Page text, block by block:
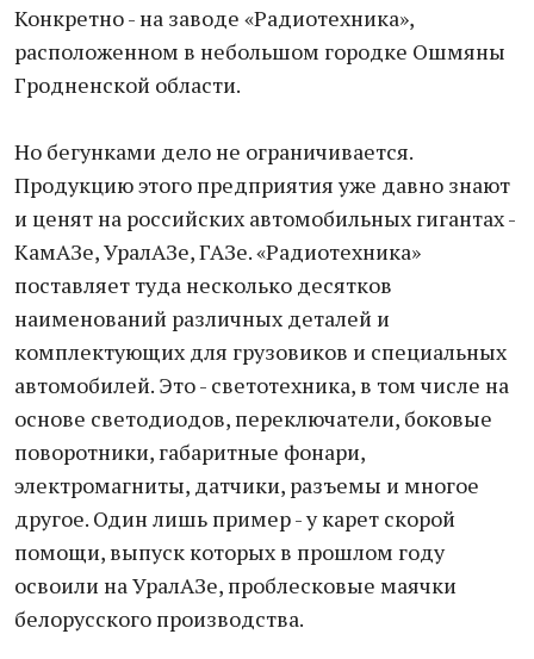
Конкретно - на заводе «Радиотехника»,
расположенном в небольшом городке Ошмяны
Гродненской области.
Но бегунками дело не ограничивается.
Продукцию этого предприятия уже давно знают
и ценят на российских автомобильных гигантах -
КамАЗе, УралАЗе, ГАЗе. «Радиотехника»
поставляет туда несколько десятков
наименований различных деталей и
комплектующих для грузовиков и специальных
автомобилей. Это - светотехника, в том числе на
основе светодиодов, переключатели, боковые
поворотники, габаритные фонари,
электромагниты, датчики, разъемы и многое
другое. Один лишь пример - у карет скорой
помощи, выпуск которых в прошлом году
освоили на УралАЗе, проблесковые маячки
белорусского производства.